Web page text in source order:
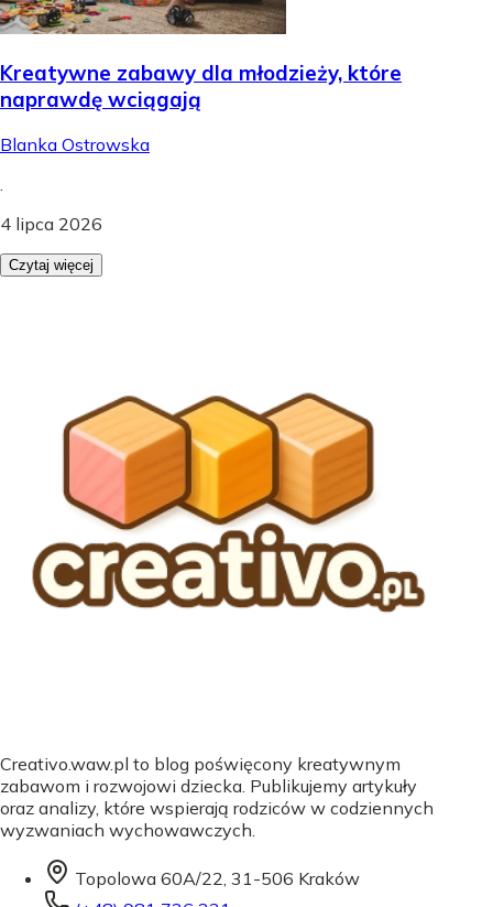
Kreatywne zabawy dla młodzieży, które
naprawdę wciągają
Blanka Ostrowska
4 lipca 2026
Czytaj więcej
Creativo.waw.pl to blog poświęcony kreatywnym
zabawom i rozwojowi dziecka. Publikujemy artykuły
oraz analizy, które wspierają rodziców w codziennych
wyzwaniach wychowawczych.
Topolowa 60A/22, 31-506 Kraków